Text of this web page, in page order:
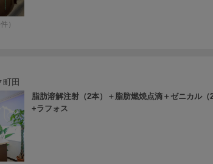
）
田
脂肪溶解注射（2本）＋脂肪燃焼点滴＋ゼニカル（2
+ラフォス